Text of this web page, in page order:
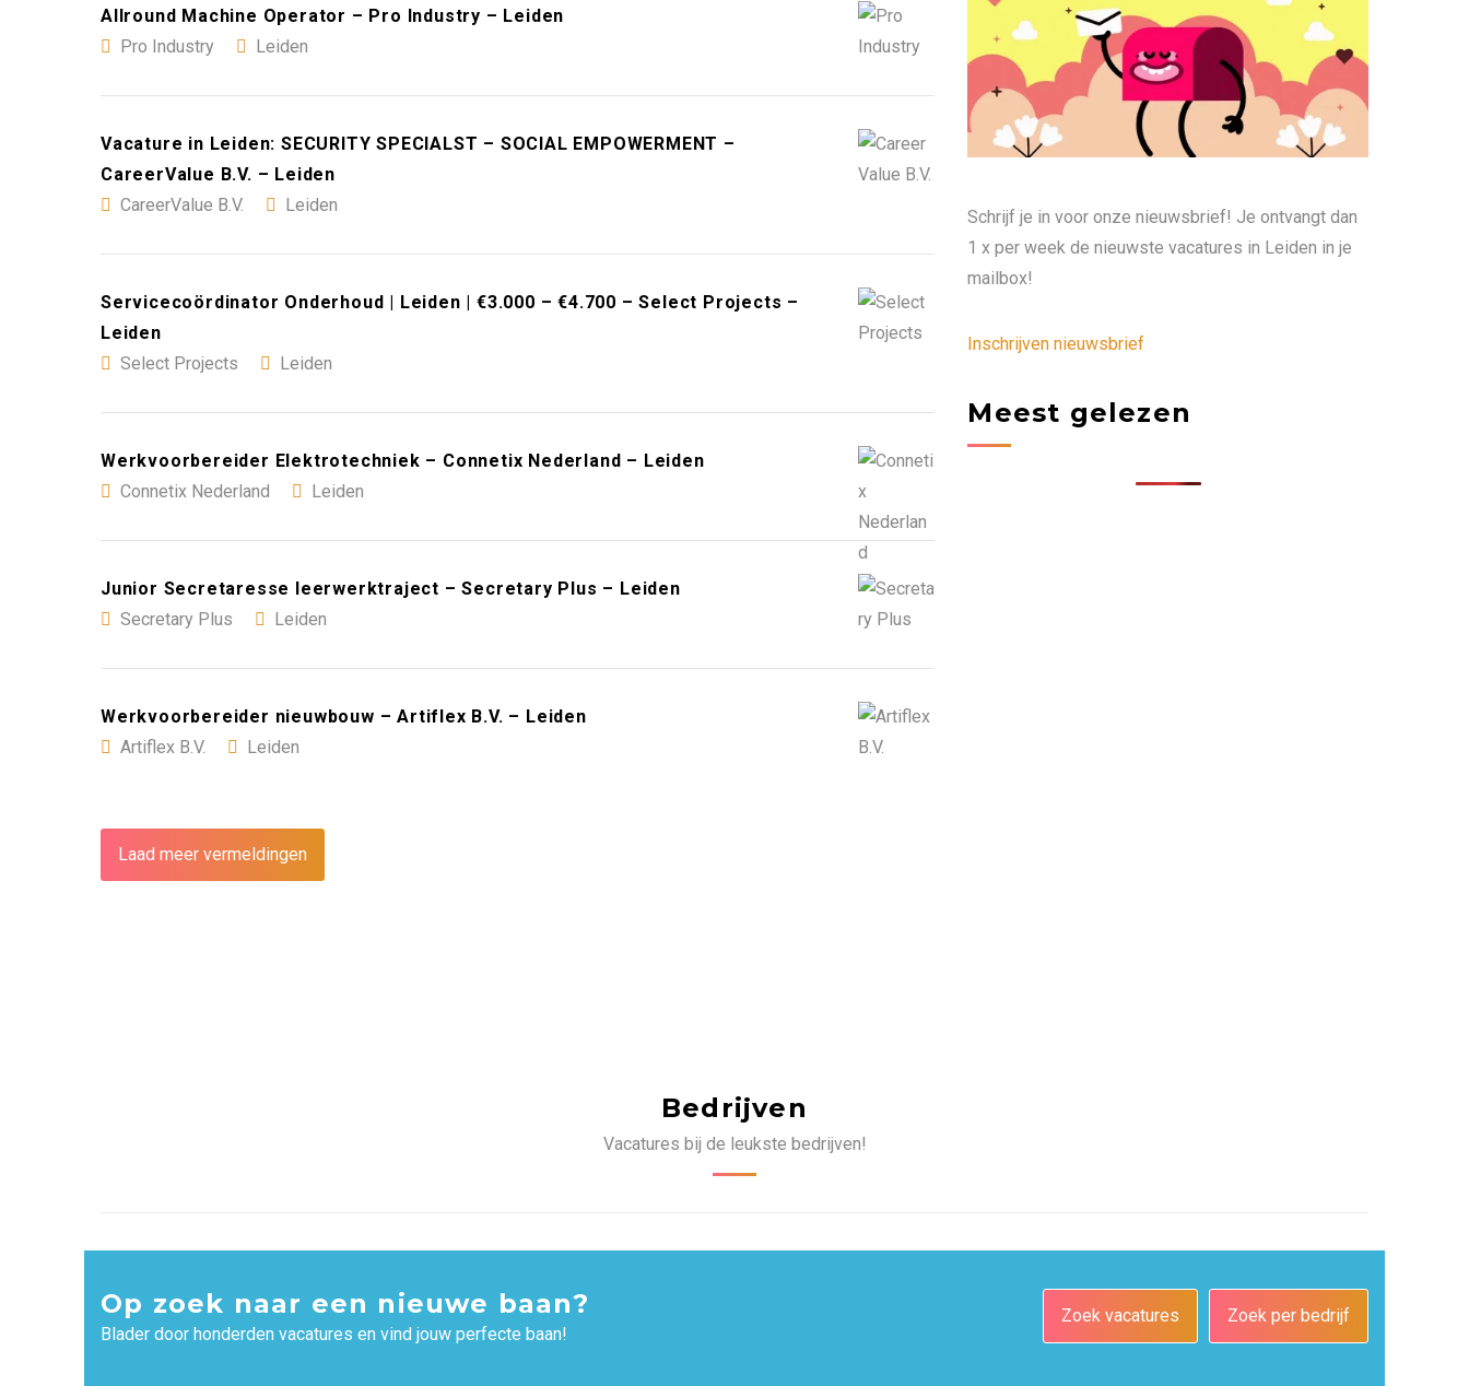
Allround Machine Operator – Pro Industry – Leiden
Pro Industry
Leiden
Vacature in Leiden: SECURITY SPECIALST – SOCIAL EMPOWERMENT –
CareerValue B.V. – Leiden
CareerValue B.V.
Leiden
Servicecoördinator Onderhoud | Leiden | €3.000 – €4.700 – Select Projects –
Leiden
Select Projects
Leiden
Werkvoorbereider Elektrotechniek – Connetix Nederland – Leiden
Connetix Nederland
Leiden
Junior Secretaresse leerwerktraject – Secretary Plus – Leiden
Secretary Plus
Leiden
Werkvoorbereider nieuwbouw – Artiflex B.V. – Leiden
Artiflex B.V.
Leiden
Laad meer vermeldingen
Schrijf je in voor onze nieuwsbrief! Je ontvangt dan
1 x per week de nieuwste vacatures in Leiden in je
mailbox!
Inschrijven nieuwsbrief
Meest gelezen
Bedrijven
Vacatures bij de leukste bedrijven!
Op zoek naar een nieuwe baan?
Blader door honderden vacatures en vind jouw perfecte baan!
Zoek vacatures Zoek per bedrijf